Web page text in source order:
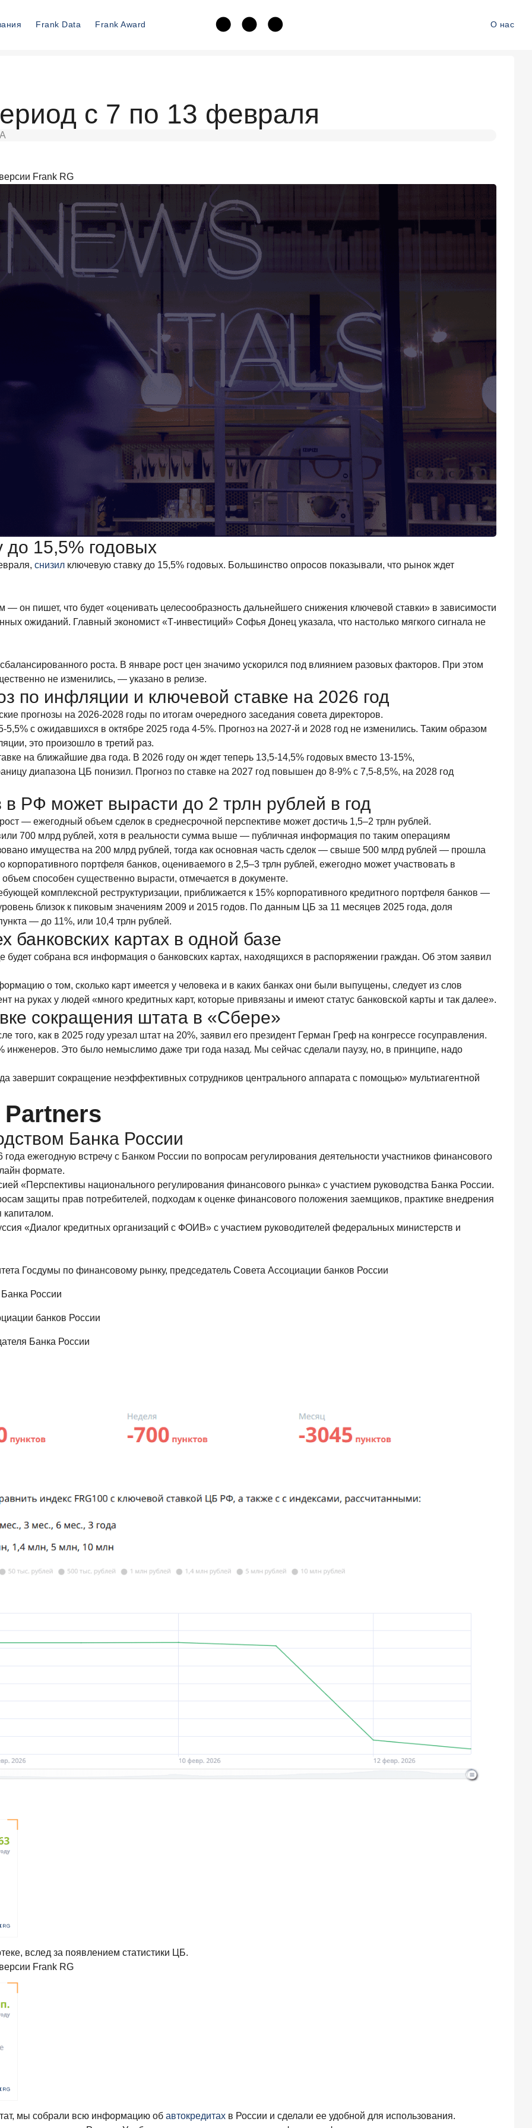
Frank Data Frank Award О нас
с 7 по 13 февраля
Frank RG
до 15,5% годовых
снизил ключевую ставку до 15,5% годовых. Большинство опросов показывали, что рынок ждет
он пишет, что будет «оценивать целесообразность дальнейшего снижения ключевой ставки» в зависимости
ожиданий. Главный экономист «Т-инвестиций» Софья Донец указала, что настолько мягкого сигнала не
роста. В январе рост цен значимо ускорился под влиянием разовых факторов. При этом
не изменились, — указано в релизе.
по инфляции и ключевой ставке на 2026 год
прогнозы на 2026-2028 годы по итогам очередного заседания совета директоров.
с ожидавшихся в октябре 2025 года 4-5%. Прогноз на 2027-й и 2028 год не изменились. Таким образом
это произошло в третий раз.
на ближайшие два года. В 2026 году он ждет теперь 13,5-14,5% годовых вместо 13-15%,
диапазона ЦБ понизил. Прогноз по ставке на 2027 год повышен до 8-9% с 7,5-8,5%, на 2028 год
РФ может вырасти до 2 трлн рублей в год
— ежегодный объем сделок в среднесрочной перспективе может достичь 1,5–2 трлн рублей.
700 млрд рублей, хотя в реальности сумма выше — публичная информация по таким операциям
имущества на 200 млрд рублей, тогда как основная часть сделок — свыше 500 млрд рублей — прошла
корпоративного портфеля банков, оцениваемого в 2,5–3 трлн рублей, ежегодно может участвовать в
способен существенно вырасти, отмечается в документе.
комплексной реструктуризации, приближается к 15% корпоративного кредитного портфеля банков —
близок к пиковым значениям 2009 и 2015 годов. По данным ЦБ за 11 месяцев 2025 года, доля
— до 11%, или 10,4 трлн рублей.
картах в одной базе
будет собрана вся информация о банковских картах, находящихся в распоряжении граждан. Об этом заявил
о том, сколько карт имеется у человека и в каких банках они были выпущены, следует из слов
на руках у людей «много кредитных карт, которые привязаны и имеют статус банковской карты и так далее».
сокращения штата в «Сбере»
того, как в 2025 году урезал штат на 20%, заявил его президент Герман Греф на конгрессе госуправления.
Это было немыслимо даже три года назад. Мы сейчас сделали паузу, но, в принципе, надо
завершит сокращение неэффективных сотрудников центрального аппарата с помощью» мультиагентной
Банка России
года ежегодную встречу с Банком России по вопросам регулирования деятельности участников финансового
формате.
«Перспективы национального регулирования финансового рынка» с участием руководства Банка России.
защиты прав потребителей, подходам к оценке финансового положения заемщиков, практике внедрения
«Диалог кредитных организаций с ФОИВ» с участием руководителей федеральных министерств и
Госдумы по финансовому рынку, председатель Совета Ассоциации банков России
России
банков России
Банка России
вслед за появлением статистики ЦБ.
Frank RG
мы собрали всю информацию об автокредитах в России и сделали ее удобной для использования.